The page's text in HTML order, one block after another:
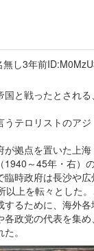
無し3年前
国と戦ったとされ
うテロリストのアジ
が拠点を置いた上海
1940～45年・右）
臨時政府は長沙や
以上を転々とした
するために、海外
各政党の代表を集
。